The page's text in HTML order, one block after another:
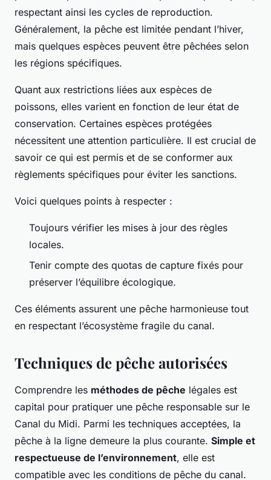
respectant ainsi les cycles de reproduction.
Généralement, la pêche est limitée pendant l’hiver,
mais quelques espèces peuvent être pêchées selon
les régions spécifiques.
Quant aux restrictions liées aux espèces de
poissons, elles varient en fonction de leur état de
conservation. Certaines espèces protégées
nécessitent une attention particulière. Il est crucial de
savoir ce qui est permis et de se conformer aux
règlements spécifiques pour éviter les sanctions.
Voici quelques points à respecter :
Toujours vérifier les mises à jour des règles
locales.
Tenir compte des quotas de capture fixés pour
préserver l’équilibre écologique.
Ces éléments assurent une pêche harmonieuse tout
en respectant l’écosystème fragile du canal.
Techniques de pêche autorisées
Comprendre les méthodes de pêche légales est
capital pour pratiquer une pêche responsable sur le
Canal du Midi. Parmi les techniques acceptées, la
pêche à la ligne demeure la plus courante. Simple et
respectueuse de l’environnement, elle est
compatible avec les conditions de pêche du canal.